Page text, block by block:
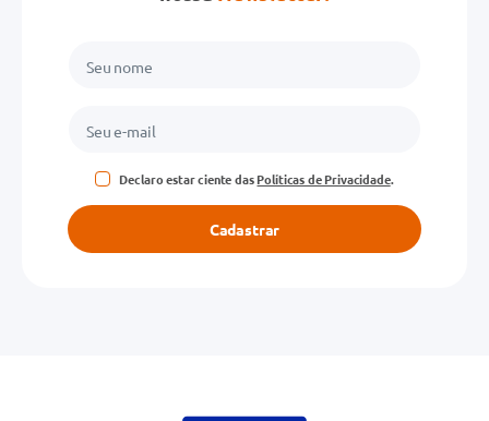
Declaro estar ciente dasPolíticas de Privacidade.
Cadastrar